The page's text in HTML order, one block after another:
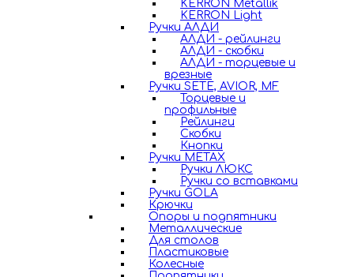
KERRON Metallik
KERRON Light
Ручки АЛДИ
АЛДИ - рейлинги
АЛДИ - скобки
АЛДИ - торцевые и
врезные
Ручки SETE, AVIOR, MF
Торцевые и
профильные
Рейлинги
Скобки
Кнопки
Ручки METAX
Ручки ЛЮКС
Ручки со вставками
Ручки GOLA
Крючки
Опоры и подпятники
Металлические
Для столов
Пластиковые
Колесные